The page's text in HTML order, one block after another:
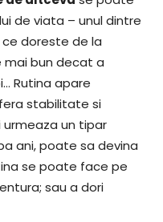
de viata – unul dintre
doreste de la
mai bun decat a
Rutina apare
stabilitate si
un tipar
ani, poate sa devina
se poate face pe
sau a dori